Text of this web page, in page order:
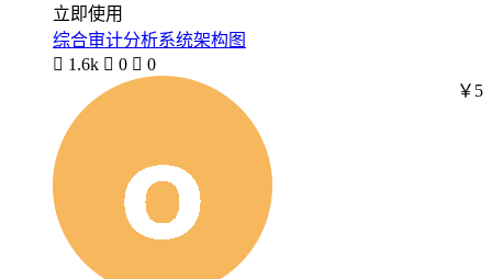
立即使用
综合审计分析系统架构图
 1.6k  0  0
￥5